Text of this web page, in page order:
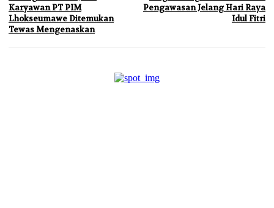
Karyawan PT PIM
Lhokseumawe Ditemukan
Tewas Mengenaskan
Pengawasan Jelang Hari Raya
Idul Fitri